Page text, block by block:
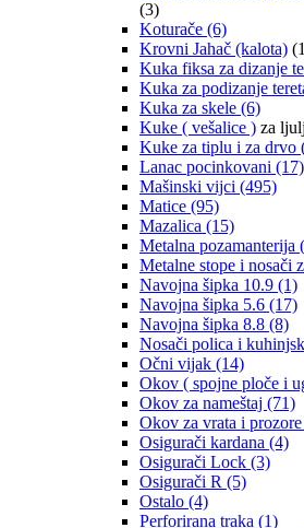
(3)
Koturače (6)
Krovni Jahač (kalota)
Kuka fiksa za dizanje
Kuka za podizanje
Kuka za skele (6)
Kuke ( vešalice ) za
Kuke za tiplu i za drvo
Lanac pocinkovani (17)
Mašinski vijci (495)
Matice (95)
Mazalica (15)
Metalna pozamanterija
Metalne stope i nosači
Navojna šipka 10.9 (1)
Navojna šipka 5.6 (17)
Navojna šipka 8.8 (8)
Nosači polica i
Očni vijak (14)
Okov ( spojne ploče i
Okov za nameštaj (71)
Okov za vrata i prozore
Osigurači kardana (4)
Osigurači Lock (3)
Osigurači R (5)
Ostalo (4)
Perforirana traka (1)